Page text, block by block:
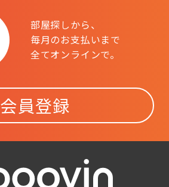
部屋探しから、
毎月のお支払いまで
全てオンラインで。
会員登録